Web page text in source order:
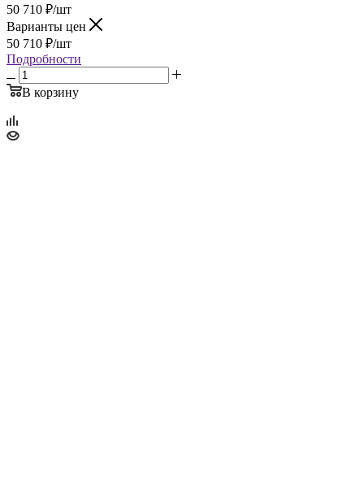
50 710 ₽/шт
Варианты цен
50 710 ₽/шт
Подробности
В корзину